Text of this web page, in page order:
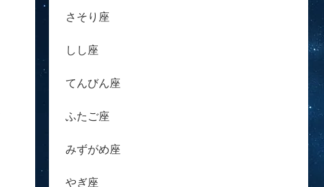
さそり座
しし座
てんびん座
ふたご座
みずがめ座
やぎ座